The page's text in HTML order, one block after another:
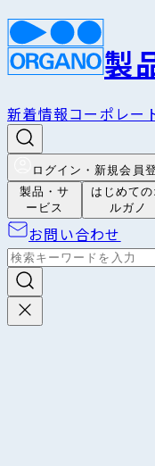
製
新着情報コーポレー
ログイン・新規会員
製品・サ
ービス
はじめての
ルガノ
お問い合わせ